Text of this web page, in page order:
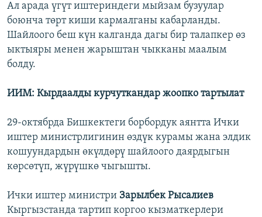
Ал арада үгүт иштериндеги мыйзам бузуулар
боюнча төрт киши кармалганы кабарланды.
Шайлоого беш күн калганда дагы бир талапкер өз
ыктыяры менен жарыштан чыкканы маалым
болду.
ИИМ: Кырдаалды курчуткандар жоопко тартылат
29-октябрда Бишкектеги борбордук аянтта Ички
иштер министрлигинин өздүк курамы жана элдик
кошуундардын өкүлдөрү шайлоого даярдыгын
көрсөтүп, жүрүшкө чыгышты.
Ички иштер министри Зарылбек Рысалиев
Кыргызстанда тартип коргоо кызматкерлери